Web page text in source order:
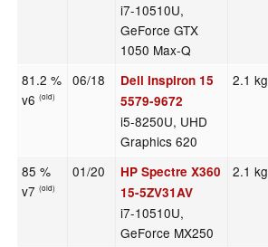
i7-10510U,
GeForce GTX
1050 Max-Q
81.2 %
v6(old)
06/18
Dell Inspiron 15
5579-9672
i5-8250U, UHD
Graphics 620
2.1 kg
85 %
v7(old)
01/20
HP Spectre X360
15-5ZV31AV
i7-10510U,
GeForce MX250
2.1 kg